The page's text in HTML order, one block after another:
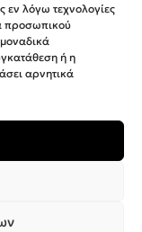
εν λόγω τεχνολογίες
προσωπικού
ή η
αρνητικά
Net Solutions